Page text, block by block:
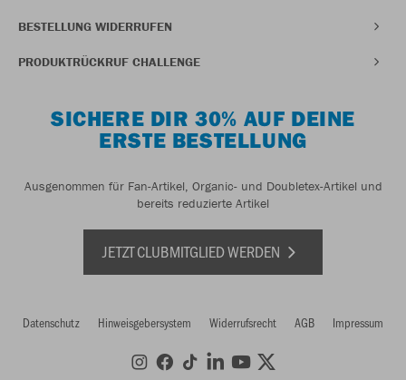
BESTELLUNG WIDERRUFEN
PRODUKTRÜCKRUF CHALLENGE
SICHERE DIR 30% AUF DEINE
ERSTE BESTELLUNG
Ausgenommen für Fan-Artikel, Organic- und Doubletex-Artikel und
bereits reduzierte Artikel
JETZT CLUBMITGLIED WERDEN
Datenschutz Hinweisgebersystem Widerrufsrecht AGB Impressum